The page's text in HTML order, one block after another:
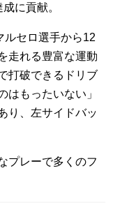
に貢献。
ルセロ選手から12
走れる豊富な運動
打破できるドリブ
はもったいない」
り、左サイドバッ
プレーで多くのフ